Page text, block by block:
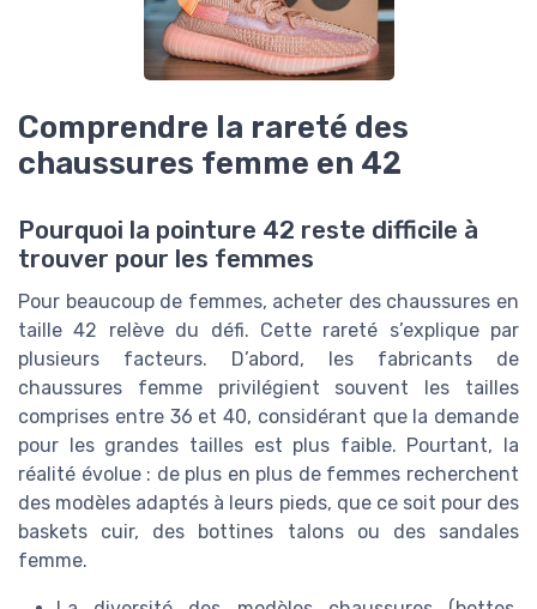
Comprendre la rareté des
chaussures femme en 42
Pourquoi la pointure 42 reste difficile à
trouver pour les femmes
Pour beaucoup de femmes, acheter des chaussures en
taille 42 relève du défi. Cette rareté s’explique par
plusieurs facteurs. D’abord, les fabricants de
chaussures femme privilégient souvent les tailles
comprises entre 36 et 40, considérant que la demande
pour les grandes tailles est plus faible. Pourtant, la
réalité évolue : de plus en plus de femmes recherchent
des modèles adaptés à leurs pieds, que ce soit pour des
baskets cuir, des bottines talons ou des sandales
femme.